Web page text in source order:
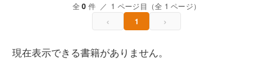
全0 件 ／ 1 ページ目（全 1 ページ）
‹ 1 ›
現在表示できる書籍がありません。